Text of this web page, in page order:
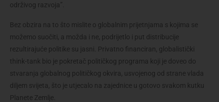
održivog razvoja”.
Bez obzira na to što mislite o globalnim prijetnjama s kojima se
možemo suočiti, a možda i ne, podrijetlo i put distribucije
rezultirajuće politike su jasni. Privatno financiran, globalistički
think-tank bio je pokretač političkog programa koji je doveo do
stvaranja globalnog političkog okvira, usvojenog od strane vlada
diljem svijeta, što je utjecalo na zajednice u gotovo svakom kutku
Planete Zemlje.